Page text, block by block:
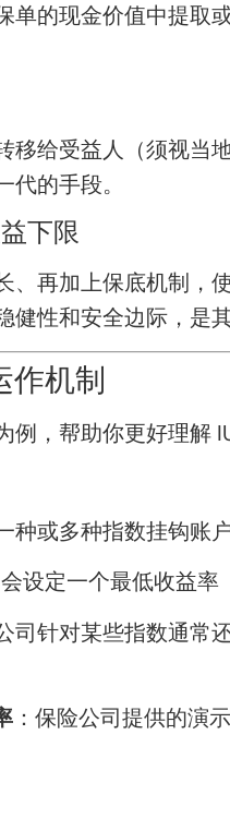
单的现金价值中提取
移给受益人（须视当
的手段。
下限
、再加上保底机制，
性和安全边际，是
作机制
，帮助你更好理解
种或多种指数挂钩
会设定一个最低收益
司针对某些指数通
：保险公司提供的演